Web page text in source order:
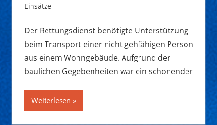
Einsätze
Der Rettungsdienst benötigte Unterstützung
beim Transport einer nicht gehfähigen Person
aus einem Wohngebäude. Aufgrund der
baulichen Gegebenheiten war ein schonender
Weiterlesen